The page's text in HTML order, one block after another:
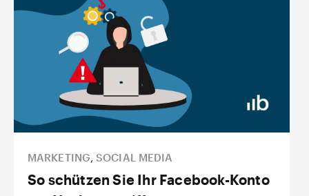
MARKETING,SOCIAL MEDIA
So schützen Sie Ihr Facebook-Konto